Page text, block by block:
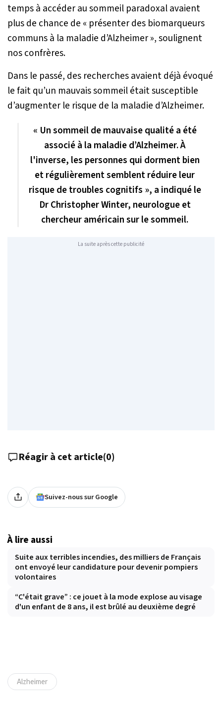
temps à accéder au sommeil paradoxal avaient
plus de chance de « présenter des biomarqueurs
communs à la maladie d’Alzheimer», soulignent
nos confrères.
Dans le passé, des recherches avaient déjà évoqué
le fait qu’un mauvais sommeil était susceptible
d’augmenter le risque de la maladie d’Alzheimer.
« Un sommeil de mauvaise qualité a été
associé à la maladie d’Alzheimer. À
l'inverse, les personnes qui dorment bien
et régulièrement semblent réduire leur
risque de troubles cognitifs », a indiqué le
Dr Christopher Winter, neurologue et
chercheur américain sur le sommeil.
La suite après cette publicité
Réagir à cet article(0)
Suivez-nous sur Google
À lire aussi
Suite aux terribles incendies, des milliers de Français
ont envoyé leur candidature pour devenir pompiers
volontaires
“C'était grave” : ce jouet à la mode explose au visage
d'un enfant de 8 ans, il est brûlé au deuxième degré
Alzheimer